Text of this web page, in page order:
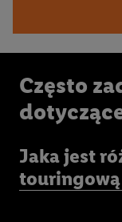
Często
Jaka jest